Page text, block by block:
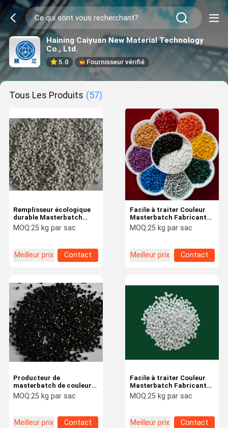
Haining Caiyuan New Material Technology
Co., Ltd.
5.0 Fournisseur vérifié
Tous Les Produits (57)
Remplisseur écologique
durable Masterbatch
CaCO3 Facilité de
traitement
MOQ:25 kg par sac
Meilleur prix Contact
Facile à traiter Couleur
Masterbatch Fabricant
haute compatibilité
biodégradable recyclé
MOQ:25 kg par sac
Meilleur prix Contact
Producteur de
masterbatch de couleur à
haute productivité à
résistance à la corrosion
MOQ:25 kg par sac
Meilleur prix Contact
Facile à traiter Couleur
Masterbatch Fabricant
Résistance thermique
pour pièces automobiles
MOQ:25 kg par sac
Meilleur prix Contact